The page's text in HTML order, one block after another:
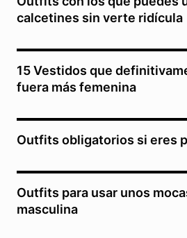
calcetines sin verte ridícula
15 Vestidos que
fuera más femenina
Outfits obligatorios si eres
Outfits para usar unos
masculina